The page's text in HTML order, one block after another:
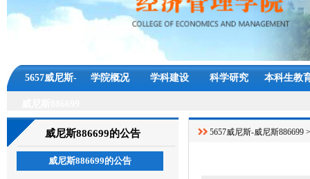
5657威尼斯- 学院概况 学科建设 科学研究 本科生教
威尼斯886699的公告
威尼斯886699的公告
5657威尼斯-威尼斯886699